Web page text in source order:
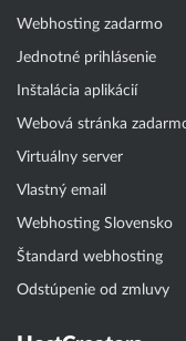
Webhosting zadarmo
Jednotné prihlásenie
Inštalácia aplikácií
Webová stránka
Virtuálny server
Vlastný email
Webhosting Slovensko
Štandard webhosting
Odstúpenie od zmluvy